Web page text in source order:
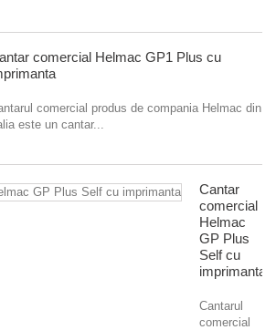
comercial Helmac GP1 Plus cu
comercial produs de compania Helmac din
este un cantar...
Cantar
comercial
Helmac
GP Plus
Self cu
imprimanta
Cantarul
comercial